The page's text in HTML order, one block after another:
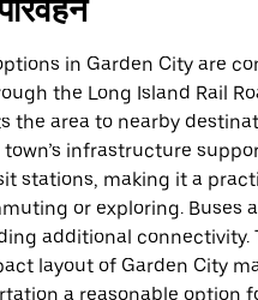
in Garden City are
the Long Island Rail
the area to nearby
infrastructure
stations, making it a
or exploring. Buses
additional connectivity.
layout of Garden City
a reasonable option